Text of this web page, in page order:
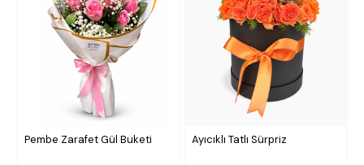
Pembe Zarafet Gül Buketi Ayıcıklı Tatlı Sürpriz